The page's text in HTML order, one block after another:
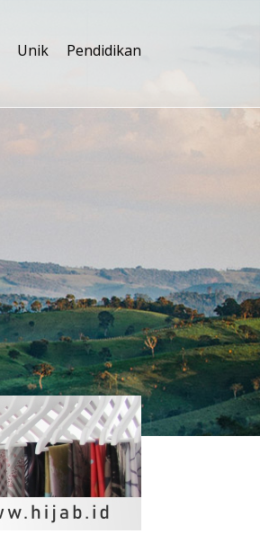
Unik Pendidikan